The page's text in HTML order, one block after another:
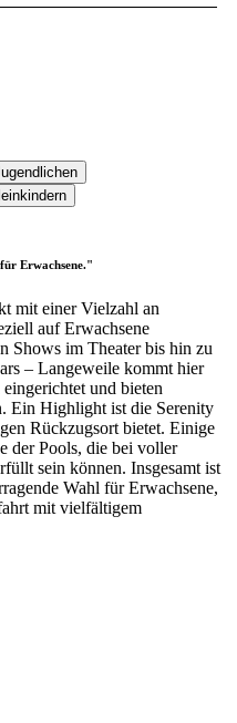
Erwachsene."
mit einer Vielzahl an
auf Erwachsene
Shows im Theater bis hin zu
– Langeweile kommt hier
und bieten
Ein Highlight ist die Serenity
Rückzugsort bietet. Einige
der Pools, die bei voller
sein können. Insgesamt ist
Wahl für Erwachsene,
mit vielfältigem